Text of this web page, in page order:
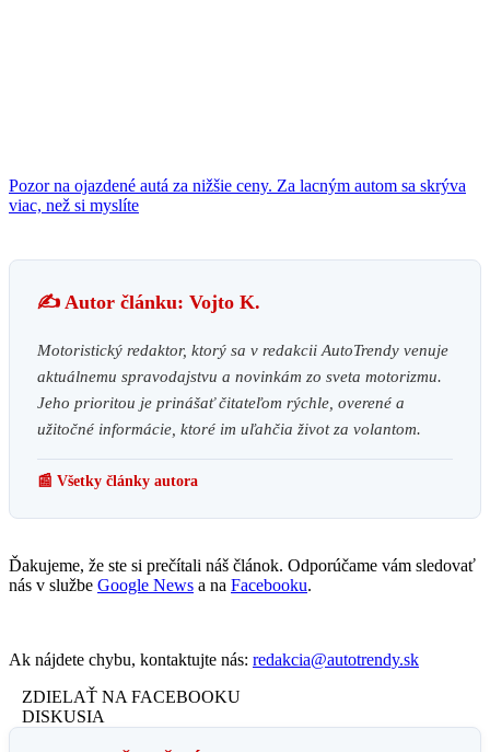
Pozor na ojazdené autá za nižšie ceny. Za lacným autom sa skrýva
viac, než si myslíte
✍️ Autor článku: Vojto K.
Motoristický redaktor, ktorý sa v redakcii AutoTrendy venuje
aktuálnemu spravodajstvu a novinkám zo sveta motorizmu.
Jeho prioritou je prinášať čitateľom rýchle, overené a
užitočné informácie, ktoré im uľahčia život za volantom.
📰 Všetky články autora
Ďakujeme, že ste si prečítali náš článok. Odporúčame vám sledovať
nás v službe Google News a na Facebooku.
Ak nájdete chybu, kontaktujte nás: redakcia@autotrendy.sk
ZDIELAŤ NA FACEBOOKU
DISKUSIA